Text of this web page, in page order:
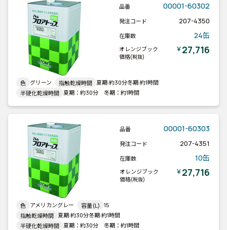
品番 00001-60302
発注コード 207-4350
在庫数 24缶
オレンジブック
価格(税抜)
￥27,716
色 グリーン 指触乾燥時間 夏期:約30分冬期:約1時間
半硬化乾燥時間 夏期：約30分 冬期：約1時間
品番 00001-60303
発注コード 207-4351
在庫数 10缶
オレンジブック
価格(税抜)
￥27,716
色 アメリカングレー 容量(L) 15
指触乾燥時間 夏期:約30分冬期:約1時間
半硬化乾燥時間 夏期：約30分 冬期：約1時間